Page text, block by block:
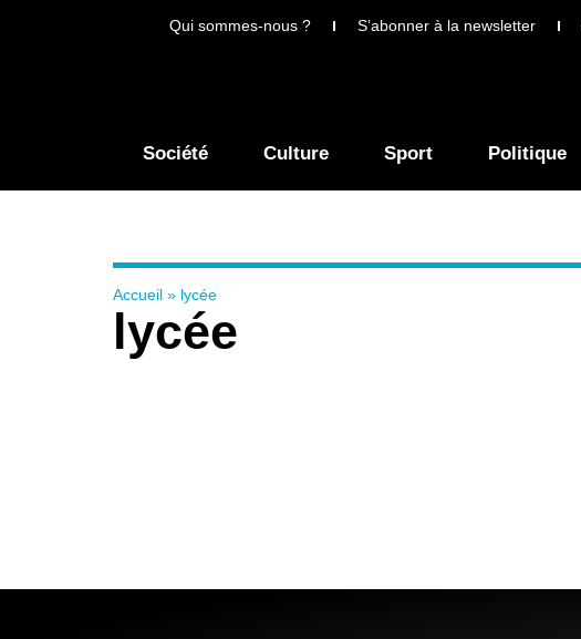
Qui sommes-nous ? S’abonner à la newsletter
Société Culture Sport Politique
Accueil » lycée
lycée